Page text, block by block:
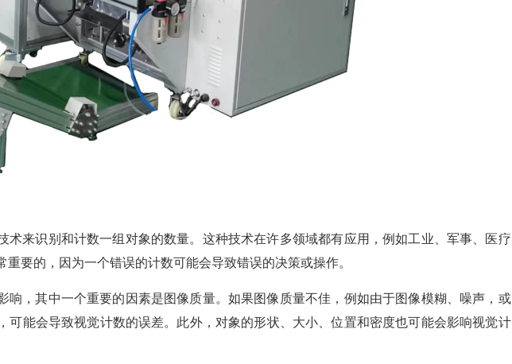
术来识别和计数一组对象的数量。这种技术在许多领域都有应用，例如工业、军事、医疗
重要的，因为一个错误的计数可能会导致错误的决策或操作。
响，其中一个重要的因素是图像质量。如果图像质量不佳，例如由于图像模糊、噪声，或
可能会导致视觉计数的误差。此外，对象的形状、大小、位置和密度也可能会影响视觉计